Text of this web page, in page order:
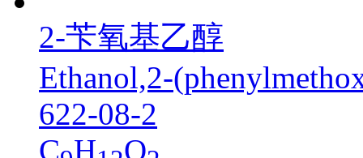
2-苄氧基乙醇
Ethanol,2-
622-08-2
C H O